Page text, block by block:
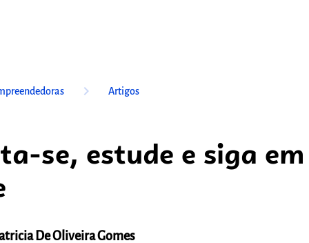
keyboard_arrow_right Artigos
se, estude e siga em
De Oliveira Gomes